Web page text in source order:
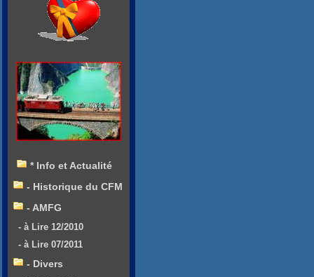
* Info et Actualité
- Historique du CFM
- AMFG
- à Lire 12/2010
- à Lire 07/2011
- Divers